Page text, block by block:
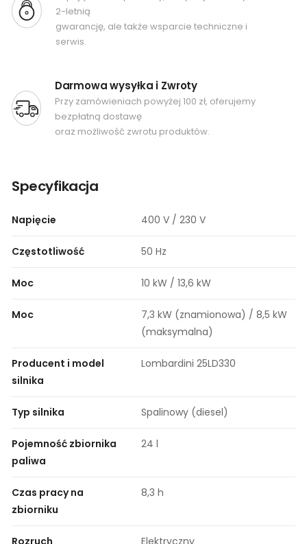
2-letnią
gwarancję, ale także wsparcie techniczne i
serwis.
Darmowa wysyłka i Zwroty
Przy zamówieniach powyżej 100 zł, oferujemy
bezpłatną dostawę
oraz możliwość zwrotu produktów.
Specyfikacja
Napięcie 400 V / 230 V
Częstotliwość 50 Hz
Moc 10 kW / 13,6 kW
Moc
7,3 kW (znamionowa) / 8,5 kW
(maksymalna)
Producent i model
silnika
Lombardini 25LD330
Typ silnika Spalinowy (diesel)
Pojemność zbiornika
paliwa
24 l
Czas pracy na
zbiorniku
8,3 h
Rozruch Elektryczny